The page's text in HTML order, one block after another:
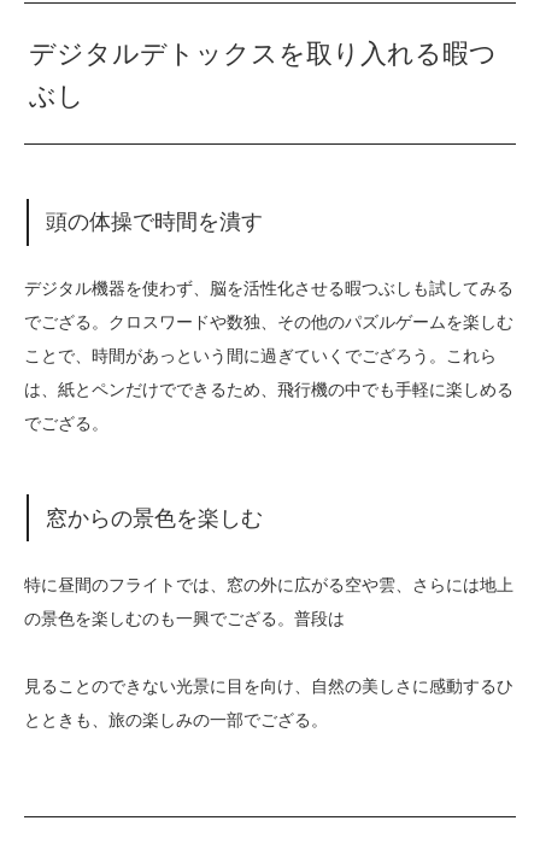
デジタルデトックスを取り入れる暇つ
ぶし
頭の体操で時間を潰す
デジタル機器を使わず、脳を活性化させる暇つぶしも試してみる
でござる。クロスワードや数独、その他のパズルゲームを楽しむ
ことで、時間があっという間に過ぎていくでござろう。これら
は、紙とペンだけでできるため、飛行機の中でも手軽に楽しめる
でござる。
窓からの景色を楽しむ
特に昼間のフライトでは、窓の外に広がる空や雲、さらには地上
の景色を楽しむのも一興でござる。普段は
見ることのできない光景に目を向け、自然の美しさに感動するひ
とときも、旅の楽しみの一部でござる。